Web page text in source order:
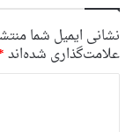
نشانی ایمیل شما
علامت‌گذاری شده‌اند